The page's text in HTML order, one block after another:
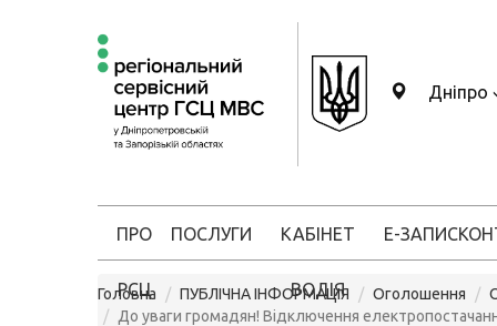
Дніпро
ПРО
РСЦ
ПОСЛУГИ КАБІНЕТ
ВОДІЯ
Е-ЗАПИС
Головна ПУБЛІЧНА ІНФОРМАЦІЯ Оголошення
До уваги громадян! Відключення